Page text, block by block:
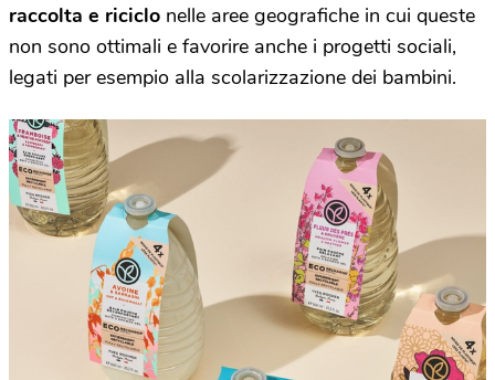
raccolta e riciclo nelle aree geografiche in cui queste
non sono ottimali e favorire anche i progetti sociali,
legati per esempio alla scolarizzazione dei bambini.